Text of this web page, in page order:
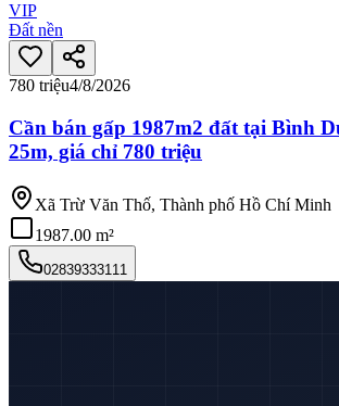
VIP
Đất nền
780 triệu4/8/2026
Cần bán gấp 1987m2 đất tại Bình
25m, giá chỉ 780 triệu
Xã Trừ Văn Thố, Thành phố Hồ Chí Minh
1987.00 m²
02839333111